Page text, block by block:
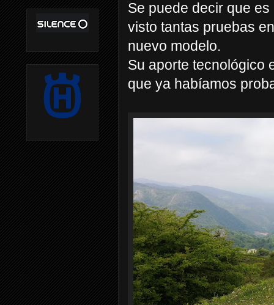
Se puede decir que
visto tantas pruebas
nuevo modelo.
Su aporte tecnológico
que ya habíamos